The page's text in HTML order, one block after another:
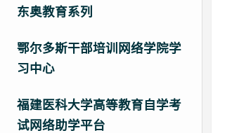
东奥教育系列
鄂尔多斯干部培训网络学院学
习中心
福建医科大学高等教育自学考
试网络助学平台